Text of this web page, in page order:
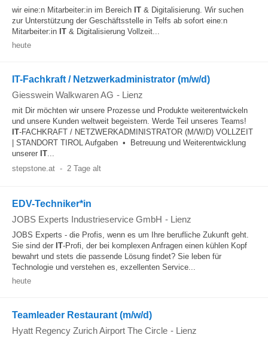
wir eine:n Mitarbeiter:in im Bereich IT & Digitalisierung. Wir suchen
zur Unterstützung der Geschäftsstelle in Telfs ab sofort eine:n
Mitarbeiter:in IT & Digitalisierung Vollzeit...
heute
IT-Fachkraft / Netzwerkadministrator (m/w/d)
Giesswein Walkwaren AG - Lienz
mit Dir möchten wir unsere Prozesse und Produkte weiterentwickeln
und unsere Kunden weltweit begeistern. Werde Teil unseres Teams!
IT-FACHKRAFT / NETZWERKADMINISTRATOR (M/W/D) VOLLZEIT
| STANDORT TIROL Aufgaben • Betreuung und Weiterentwicklung
unserer IT...
stepstone.at - 2 Tage alt
EDV-Techniker*in
JOBS Experts Industrieservice GmbH - Lienz
JOBS Experts - die Profis, wenn es um Ihre berufliche Zukunft geht.
Sie sind der IT-Profi, der bei komplexen Anfragen einen kühlen Kopf
bewahrt und stets die passende Lösung findet? Sie leben für
Technologie und verstehen es, exzellenten Service...
heute
Teamleader Restaurant (m/w/d)
Hyatt Regency Zurich Airport The Circle - Lienz